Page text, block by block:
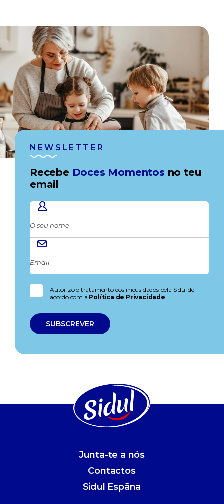
NEWSLETTER
Recebe Doces Momentos no teu
email
Autorizo o tratamento dos meus dados pela Sidul de
acordo com a Política de Privacidade
Junta-te a nós
Contactos
Sidul Espãna